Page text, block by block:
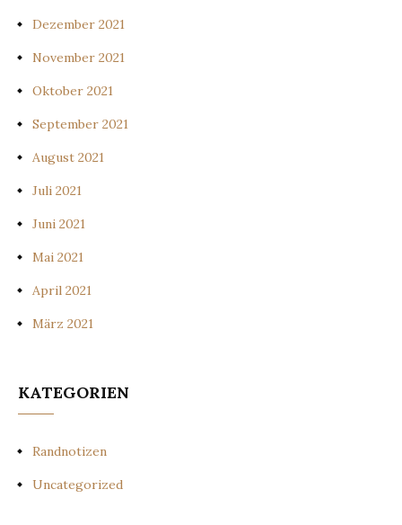
Dezember 2021
November 2021
Oktober 2021
September 2021
August 2021
Juli 2021
Juni 2021
Mai 2021
April 2021
März 2021
KATEGORIEN
Randnotizen
Uncategorized